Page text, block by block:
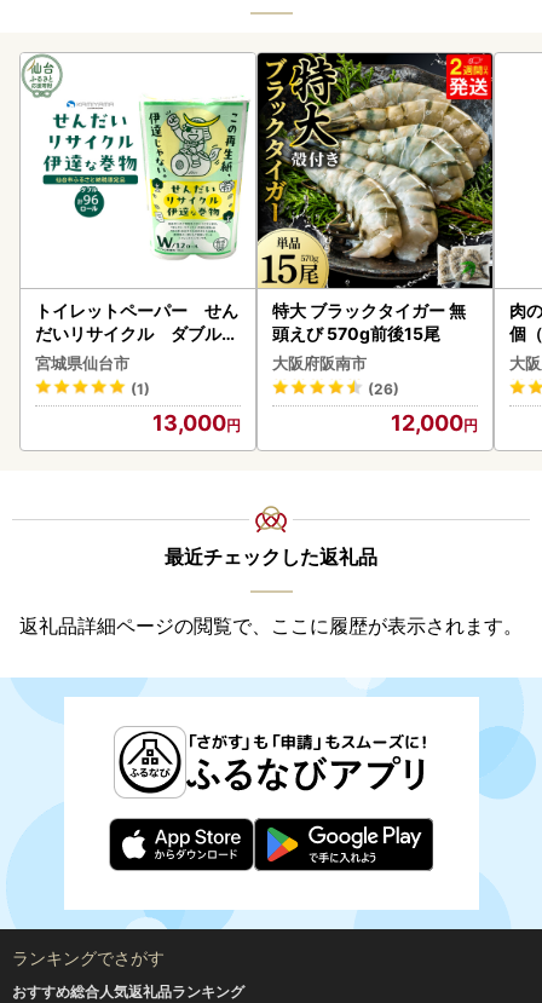
トイレットペーパー せん
だいリサイクル ダブル9
6ロール｜トイレット
宮城県仙台市
(1)
13,000
特大 ブラックタイガー 無
頭えび 570g前後15尾
大阪府阪南市
(26)
12,000
肉
個
ー
わ
大
最近チェックした返礼品
返礼品詳細ページの閲覧で、ここに履歴が表示されます。
ランキングでさがす
おすすめ総合人気返礼品ランキング